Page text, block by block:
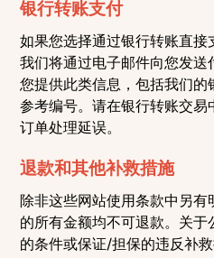
银行转账支付
如果您选择通过银行转账直接
我们将通过电子邮件向您发
您提供此类信息，包括我们
参考编号。请在银行转账交
订单处理延误。
退款和其他补救措施
除非这些网站使用条款中另
的所有金额均不可退款。关
的条件或保证/担保的违反补